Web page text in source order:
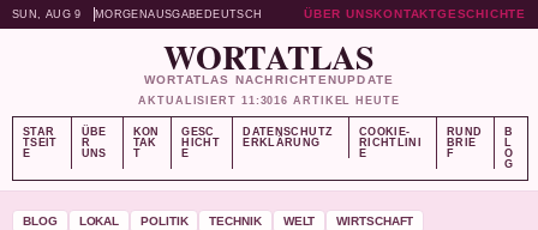
SUN, AUG 9 MORGENAUSGABE DEUTSCH ÜBER UNSKONTAKTGESCHICHTE
WORTATLAS
WORTATLAS NACHRICHTENUPDATE
AKTUALISIERT 11:3016 ARTIKEL HEUTE
STAR
TSEIT
E
ÜBE
R
UNS
KON
TAK
T
GESC
HICHT
E
DATENSCHUTZ
ERKLÄRUNG
COOKIE-
RICHTLINI
E
RUND
BRIE
F
B
L
O
G
BLOG LOKAL POLITIK TECHNIK WELT WIRTSCHAFT